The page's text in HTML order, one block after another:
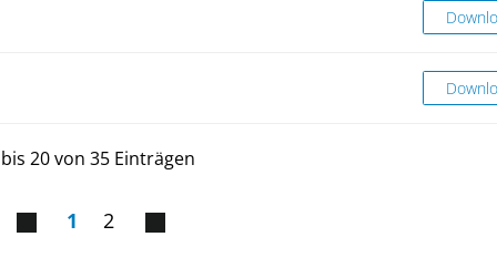
20 von 35 Einträgen
1 2